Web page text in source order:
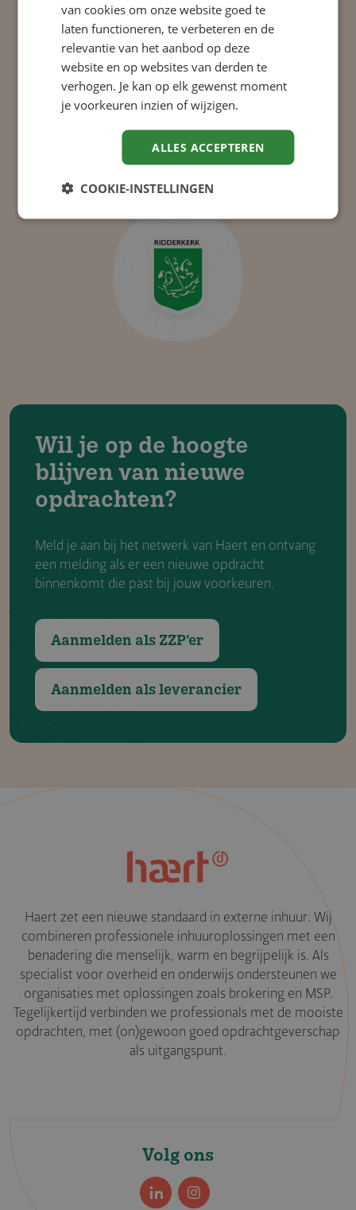
Wil je op de hoogte
blijven van nieuwe
opdrachten?
Meld je aan bij het netwerk van Haert en ontvang
een melding als er een nieuwe opdracht
binnenkomt die past bij jouw voorkeuren.
Aanmelden als ZZP'er
Aanmelden als leverancier
Haert zet een nieuwe standaard in externe inhuur. Wij
combineren professionele inhuuroplossingen met een
benadering die menselijk, warm en begrijpelijk is. Als
specialist voor overheid en onderwijs ondersteunen we
organisaties met oplossingen zoals brokering en MSP.
Tegelijkertijd verbinden we professionals met de mooiste
opdrachten, met (on)gewoon goed opdrachtgeverschap
als uitgangspunt.
Volg ons
van cookies om onze website goed te
laten functioneren, te verbeteren en de
relevantie van het aanbod op deze
website en op websites van derden te
verhogen. Je kan op elk gewenst moment
je voorkeuren inzien of wijzigen.
ALLES ACCEPTEREN
COOKIE-INSTELLINGEN